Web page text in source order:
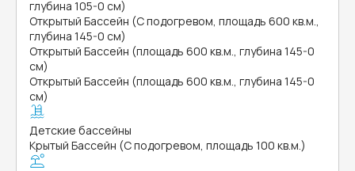
глубина 105-0 см)
Открытый Бассейн (С подогревом, площадь 600 кв.м.,
глубина 145-0 см)
Открытый Бассейн (площадь 600 кв.м., глубина 145-0
см)
Открытый Бассейн (площадь 600 кв.м., глубина 145-0
см)
Детские бассейны
Крытый Бассейн (С подогревом, площадь 100 кв.м.)